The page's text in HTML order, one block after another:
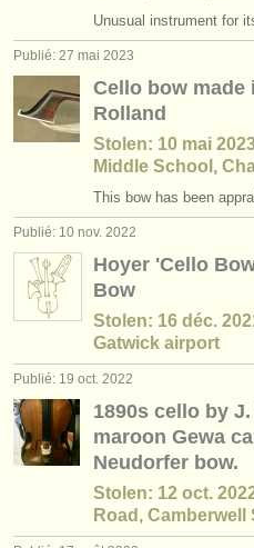
Unusual instrument for
Publié: 27 mai 2023
Cello bow made
Rolland
Stolen: 10 mai
Middle School,
This bow has been
Publié: 10 nov. 2022
Hoyer 'Cello
Bow
Stolen: 16 déc.
Gatwick airport
Publié: 19 oct. 2022
1890s cello by
maroon Gewa
Neudorfer bow.
Stolen: 12 oct.
Road, Camberwell